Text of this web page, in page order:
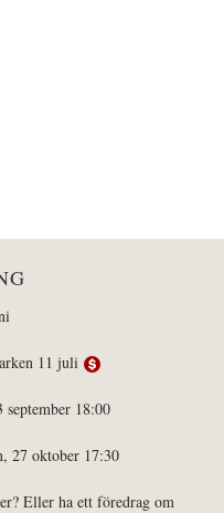
11 juli
18:00
27 oktober 17:30
Eller ha ett föredrag om